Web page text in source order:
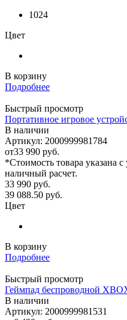
1024
Цвет
В корзину
Подробнее
Быстрый просмотр
Портативное игровое
В наличии
Артикул: 2000999981784
от33 990 руб.
*Стоимость товара указана
наличный расчет.
33 990 руб.
39 088.50 руб.
Цвет
В корзину
Подробнее
Быстрый просмотр
Геймпад беспроводной
В наличии
Артикул: 2000999981531